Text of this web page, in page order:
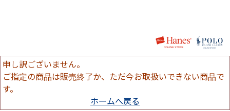
申し訳ございません。
ご指定の商品は販売終了か、ただ今お取扱いできない商品で
す。
ホームへ戻る